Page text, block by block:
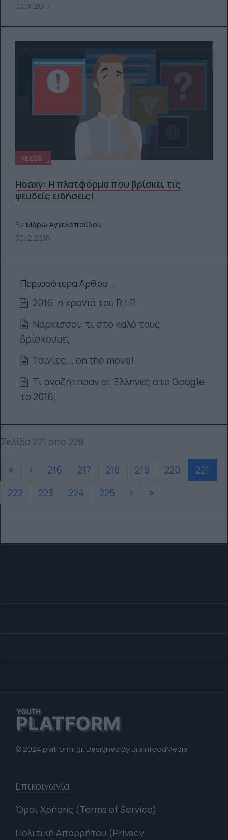
03.01.2017
FEEDS
Hoaxy: Η πλατφόρμα που βρίσκει τις
ψευδείς ειδήσεις!
By Μάρω Αγγελοπούλου
30.12.2016
Περισσότερα Άρθρα …
2016: η χρονιά του R.I.P.
Νάρκισσοι: τι στο καλό τους
βρίσκουμε;
Ταινίες... on the move!
Τι αναζήτησαν οι Έλληνες στο Google
το 2016;
Σελίδα 221 από 228
216 217 218 219 220
221
222
223 224 225
© 2024 platform. gr. Designed ByBrainfoodMedia
Επικοινωνία
Όροι Χρήσης (Terms of Service)
Πολιτική Απορρήτου (Privacy